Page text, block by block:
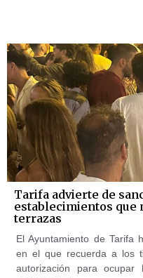
Tarifa advierte de
establecimientos que
terrazas
El Ayuntamiento de Tarifa
en el que recuerda a los
autorización para